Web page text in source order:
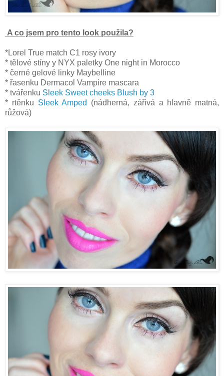
A co jsem pro tento look použila?
*Lorel True match C1 rosy ivory
* tělové stíny y NYX paletky One night in Morocco
* černé gelové linky Maybelline
* řasenku Dermacol Vampire mascara
* tvářenku Sleek Sweet cheeks Blush by 3
* rtěnku Sleek Amped
(nádherná, zářivá a hlavně matná,
růžová)